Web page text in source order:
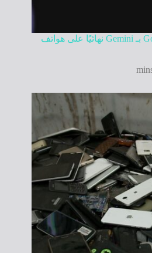
جوجل تستبدل Google Assistant بـ Gemini نهائيًا على هواتف